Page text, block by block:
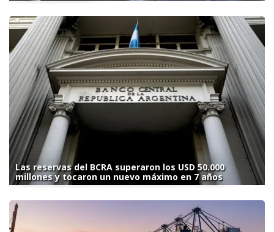
Las reservas del BCRA superaron los USD 50.000
millones y tocaron un nuevo máximo en 7 años